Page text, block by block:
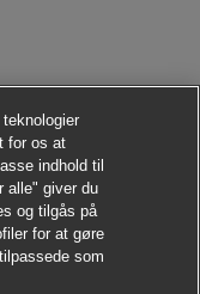
for os at
indhold til
alle" giver du
og tilgås på
for at gøre
som